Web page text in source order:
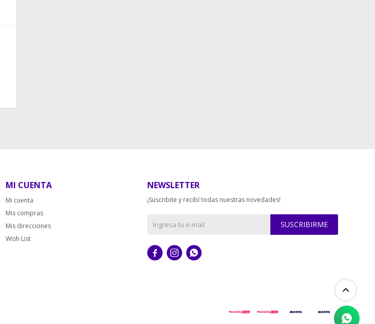
MI CUENTA
Mi cuenta
Mis compras
Mis direcciones
Wish List
NEWSLETTER
¡Suscribite y recibí todas nuestras novedades!
SUSCRIBIRME
  